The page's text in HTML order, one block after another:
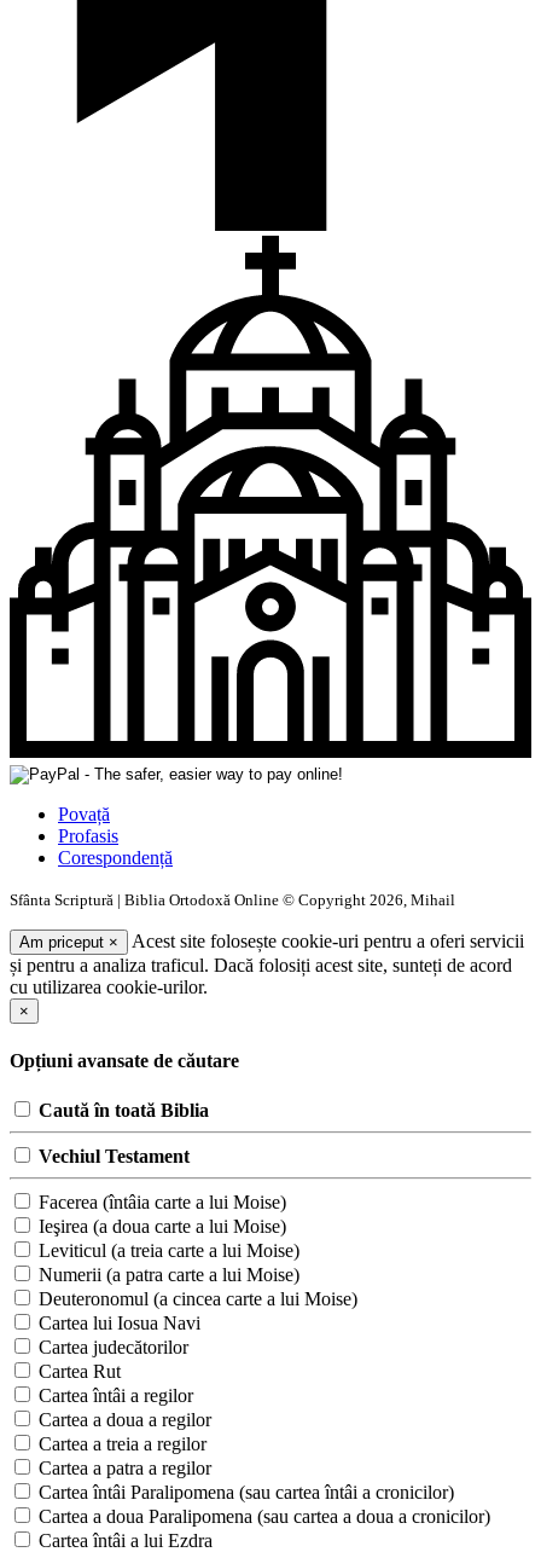
Povață
Profasis
Corespondență
Sfânta Scriptură | Biblia Ortodoxă Online © Copyright 2026, Mihail
Am priceput ×
Acest site folosește cookie-uri pentru a oferi servicii
și pentru a analiza traficul. Dacă folosiți acest site, sunteți de acord
cu utilizarea cookie-urilor.
×
Opțiuni avansate de căutare
Caută în toată Biblia
Vechiul Testament
Facerea (întâia carte a lui Moise)
Ieşirea (a doua carte a lui Moise)
Leviticul (a treia carte a lui Moise)
Numerii (a patra carte a lui Moise)
Deuteronomul (a cincea carte a lui Moise)
Cartea lui Iosua Navi
Cartea judecătorilor
Cartea Rut
Cartea întâi a regilor
Cartea a doua a regilor
Cartea a treia a regilor
Cartea a patra a regilor
Cartea întâi Paralipomena (sau cartea întâi a cronicilor)
Cartea a doua Paralipomena (sau cartea a doua a cronicilor)
Cartea întâi a lui Ezdra